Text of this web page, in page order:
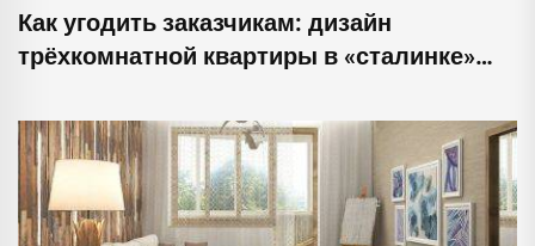
Как угодить заказчикам: дизайн
трёхкомнатной квартиры в «сталинке»